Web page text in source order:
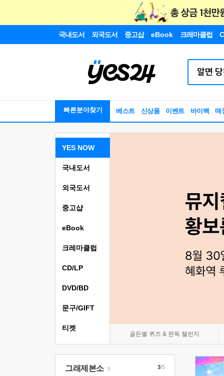
국내도서 외국도서 중고샵 eBook 크레마클럽
빠른분야찾기 베스트 신상품 이벤트 바이백 매
YES NOW
골든벨 퀴즈 & 완독 챌린지
국내도서
외국도서
중고샵
eBook
크레마클럽
CD/LP
DVD/BD
문구/GIFT
티켓
그래제본소 3/5